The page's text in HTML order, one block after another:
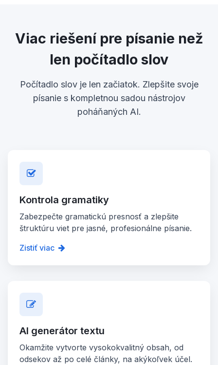
Viac riešení pre písanie než
len počítadlo slov
Počítadlo slov je len začiatok. Zlepšite svoje
písanie s kompletnou sadou nástrojov
poháňaných AI.
Kontrola gramatiky
Zabezpečte gramatickú presnosť a zlepšite
štruktúru viet pre jasné, profesionálne písanie.
Zistiť viac
AI generátor textu
Okamžite vytvorte vysokokvalitný obsah, od
odsekov až po celé články, na akýkoľvek účel.